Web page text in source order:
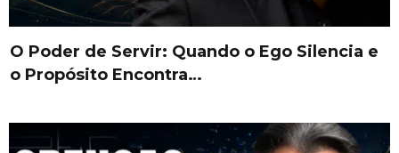
O Poder de Servir: Quando o Ego Silencia e
o Propósito Encontra…